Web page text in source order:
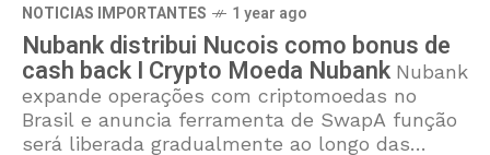
NOTICIAS IMPORTANTES
1 year ago
Nubank distribui Nucois como bonus de
cash back I Crypto Moeda Nubank Nubank
expande operações com criptomoedas no
Brasil e anuncia ferramenta de SwapA função
será liberada gradualmente ao longo das